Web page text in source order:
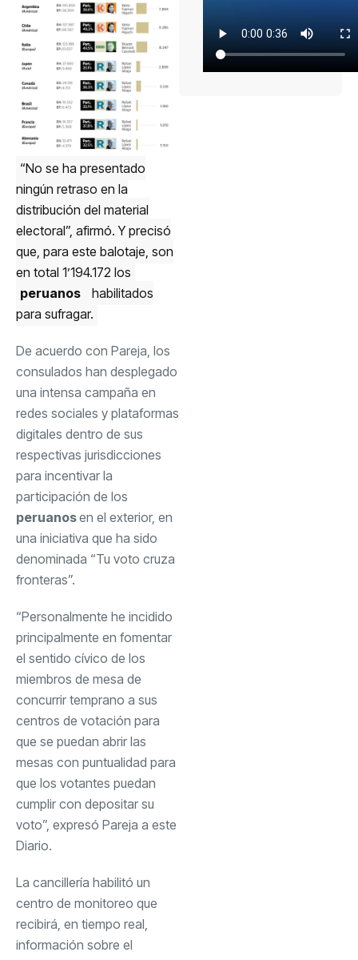
“⁠No se ha presentado
ningún retraso en la
distribución del material
electoral”, afirmó. Y precisó
que, para este balotaje, son
en total 1’194.172 los
peruanos
habilitados
para sufragar.
De acuerdo con Pareja, los
consulados han desplegado
una intensa campaña en
redes sociales y plataformas
digitales dentro de sus
respectivas jurisdicciones
para incentivar la
participación de los
peruanosen el exterior, en
una iniciativa que ha sido
denominada “Tu voto cruza
fronteras”.
“⁠Personalmente he incidido
principalmente en fomentar
el sentido cívico de los
miembros de mesa de
concurrir temprano a sus
centros de votación para
que se puedan abrir las
mesas con puntualidad para
que los votantes puedan
cumplir con depositar su
voto”, expresó Pareja a este
Diario.
La cancillería habilitó un
centro de monitoreo que
recibirá, en tiempo real,
información sobre el